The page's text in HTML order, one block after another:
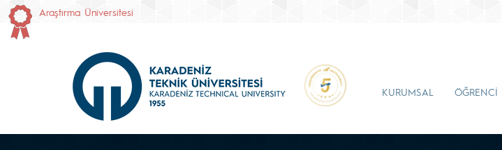
Araştırma Üniversitesi
KURUMSAL ÖĞRENCİ